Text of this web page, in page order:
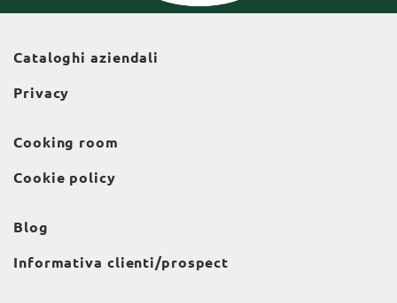
Cataloghi aziendali
Privacy
Cooking room
Cookie policy
Blog
Informativa clienti/prospect